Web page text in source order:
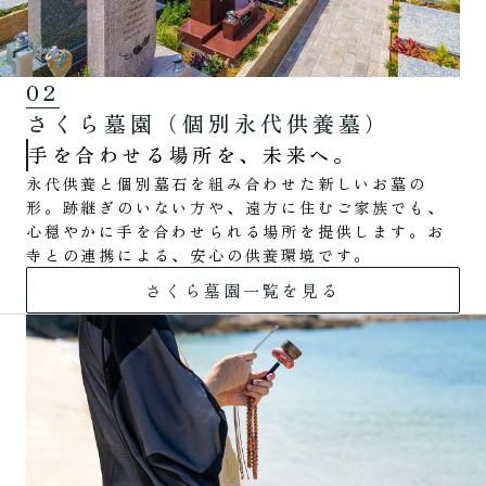
02
さくら墓園（個別永代供養墓）
手を合わせる場所を、未来へ。
永代供養と個別墓石を組み合わせた新しいお墓の
形。跡継ぎのいない方や、遠方に住むご家族でも、
心穏やかに手を合わせられる場所を提供します。お
寺との連携による、安心の供養環境です。
さくら墓園一覧を見る